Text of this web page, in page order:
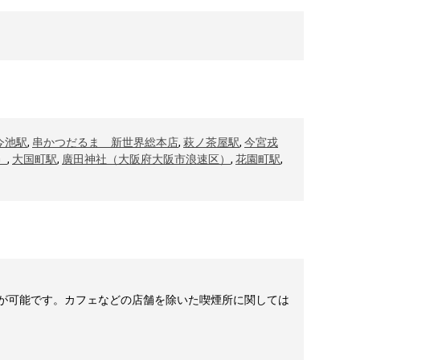
池駅, 串かつだるま 新世界総本店, 萩ノ茶屋駅, 今宮戎
, 大国町駅, 廣田神社（大阪府大阪市浪速区） , 花園町駅,
能です。カフェなどの店舗を除いた喫煙所に関しては